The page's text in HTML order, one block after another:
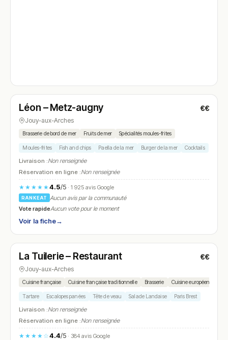
N° 4
Léon – Metz-augny €€
Jouy-aux-Arches
Brasserie de bord de mer Fruits de mer Spécialités moules-frites
Moules-frites Fish and chips Paella de la mer Burger de la mer Cocktails
Livraison :Non renseignée
Réservation en ligne :Non renseignée
★★★★★4.5/5· 1 925 avis Google
RANKEAT
Aucun avis par la communauté
Vote rapideAucun vote pour le moment
Voir la fiche→
N° 5
La Tuilerie – Restaurant €€
Jouy-aux-Arches
Cuisine française Cuisine française traditionnelle Brasserie Cuisine européenne
Tartare Escalopes panées Tête de veau Salade Landaise Paris Brest
Livraison :Non renseignée
Réservation en ligne :Non renseignée
★★★★☆4.4/5· 384 avis Google